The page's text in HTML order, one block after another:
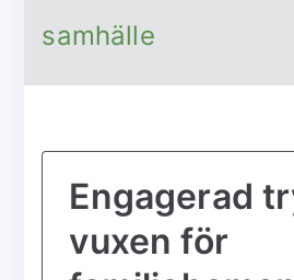
samhälle
Engagerad
vuxen för